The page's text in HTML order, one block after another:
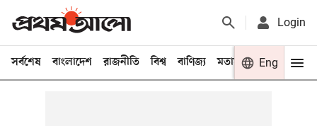
Login
সর্বশেষ বাংলাদেশ রাজনীতি বিশ্ব বাণিজ্য মতামত খেলা
Eng